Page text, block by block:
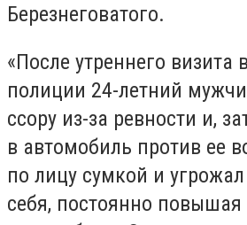
Березнеговатого.
«После утреннего визита
полиции 24-летний
ссору из-за ревности и,
в автомобиль против ее
по лицу сумкой и угрожал
себя, постоянно повышая